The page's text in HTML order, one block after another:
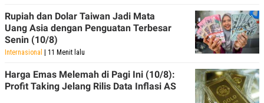
Rupiah dan Dolar Taiwan Jadi Mata
Uang Asia dengan Penguatan Terbesar
Senin (10/8)
Internasional | 11 Menit lalu
Harga Emas Melemah di Pagi Ini (10/8):
Profit Taking Jelang Rilis Data Inflasi AS